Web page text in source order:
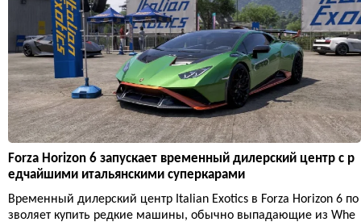
Forza Horizon 6 запускает временный дилерский центр с р
едчайшими итальянскими суперкарами
Временный дилерский центр Italian Exotics в Forza Horizon 6 по
зволяет купить редкие машины, обычно выпадающие из Whe